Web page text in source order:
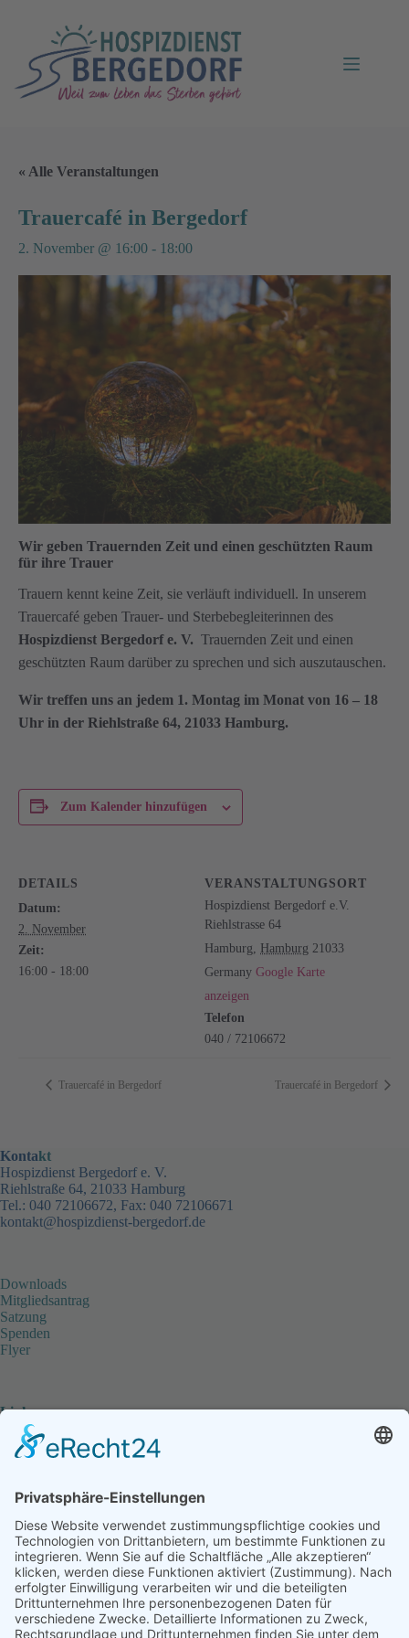
« Alle Veranstaltungen
Trauercafé in Bergedorf
2. November @ 16:00 - 18:00
Wir geben Trauernden Zeit und einen geschützten Raum
für ihre Trauer
Trauern kennt keine Zeit, sie verläuft individuell. In unserem
Trauercafé geben Trauer- und Sterbebegleiterinnen des
Hospizdienst Bergedorf e. V. Trauernden Zeit und einen
geschützten Raum darüber zu sprechen und sich auszutauschen.
Wir treffen uns an jedem 1. Montag im Monat von 16 – 18
Uhr in der Riehlstraße 64, 21033 Hamburg.
Zum Kalender hinzufügen
DETAILS
Datum:
2. November
Zeit:
16:00 - 18:00
VERANSTALTUNGSORT
Hospizdienst Bergedorf e.V.
Riehlstrasse 64
Hamburg
Hamburg 21033
Germany Google Karte
anzeigen
Telefon
040 / 72106672
Trauercafé in Bergedorf Trauercafé in Bergedorf
Kontakt
Hospizdienst Bergedorf e. V.
Riehlstraße 64, 21033 Hamburg
Tel.: 040 72106672, Fax: 040 72106671
kontakt@hospizdienst-bergedorf.de
Downloads
Mitgliedsantrag
Satzung
Spenden
Flyer
Links
www.koordinierungsstelle-hospiz.de
Koordinierungsstelle für Hospiz & Palliativarbeit in
Hamburg
Begleitung schwerkranker und sterbender Menschen
sowie ihrer Angehörigen
STEB - Stiftung für Engagement in Hamburg-Bergedorf
Die SHIP-Stiftung Haus im Park